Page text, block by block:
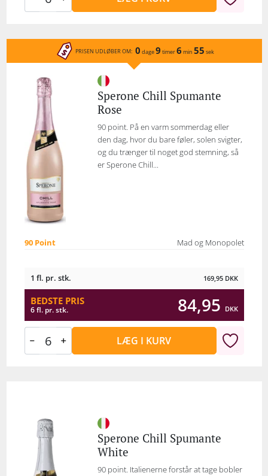
PRISEN UDLØBER OM: 0 dage9 timer6 min 55 sek
Sperone Chill Spumante
Rose
90 point. På en varm sommerdag eller
den dag, hvor du bare føler, solen svigter,
og du trænger til noget god stemning, så
er Sperone Chill...
90 Point Mad og Monopolet
1 fl. pr. stk. 169,95 DKK
BEDSTE PRIS
6 fl. pr. stk. 84,95 DKK
LÆG I KURV
Sperone Chill Spumante
White
90 point. Italienerne forstår at tage bobler